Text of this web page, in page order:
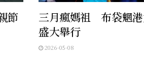
節
三月瘋媽祖 布袋魍
盛大舉行
2026-05-08